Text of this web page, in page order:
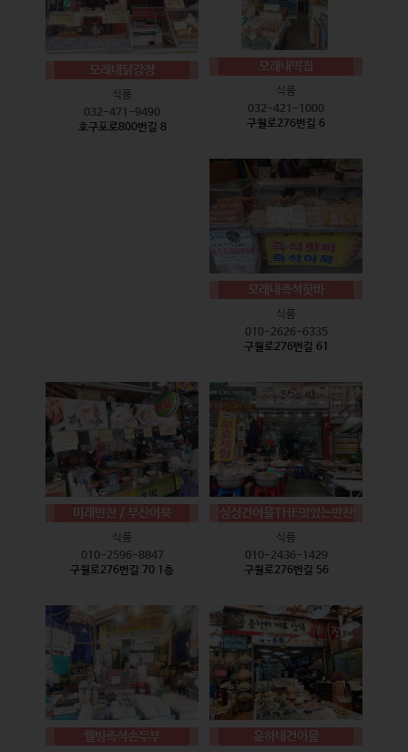
모래내닭강정
식품
032-471-9490
호구포로800번길 8
모래내떡집
식품
032-421-1000
구월로276번길 6
모래내즉석핫바
식품
010-2626-6335
구월로276번길 61
미래반찬 / 부산어묵
식품
010-2596-8847
구월로276번길 70 1층
싱싱건어물THE맛있는반찬
식품
010-2436-1429
구월로276번길 56
웰빙즉석손두부 윤하네건어물